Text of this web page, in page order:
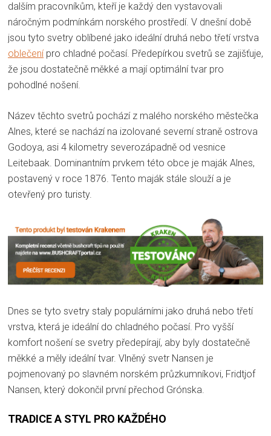
dalším pracovníkům, kteří je každý den vystavovali
náročným podmínkám norského prostředí. V dnešní době
jsou tyto svetry oblíbené jako ideální druhá nebo třetí vrstva
oblečenípro chladné počasí. Předepírkou svetrů se zajišťuje,
že jsou dostatečně měkké a mají optimální tvar pro
pohodlné nošení.
Název těchto svetrů pochází z malého norského městečka
Alnes, které se nachází na izolované severní straně ostrova
Godoya, asi 4 kilometry severozápadně od vesnice
Leitebaak. Dominantním prvkem této obce je maják Alnes,
postavený v roce 1876. Tento maják stále slouží a je
otevřený pro turisty.
Dnes se tyto svetry staly populárními jako druhá nebo třetí
vrstva, která je ideální do chladného počasí. Pro vyšší
komfort nošení se svetry předepírají, aby byly dostatečně
měkké a měly ideální tvar. Vlněný svetr Nansen je
pojmenovaný po slavném norském průzkumníkovi, Fridtjof
Nansen, který dokončil první přechod Grónska.
TRADICE A STYL PRO KAŽDÉHO